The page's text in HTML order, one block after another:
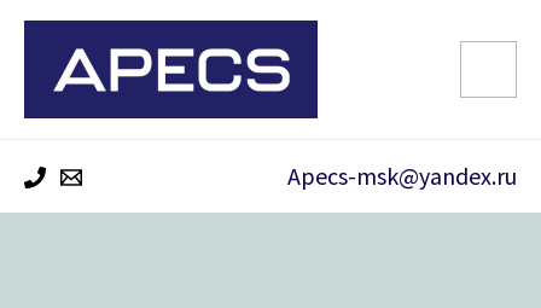
Перейти
содержимому
Apecs-msk@yandex.ru